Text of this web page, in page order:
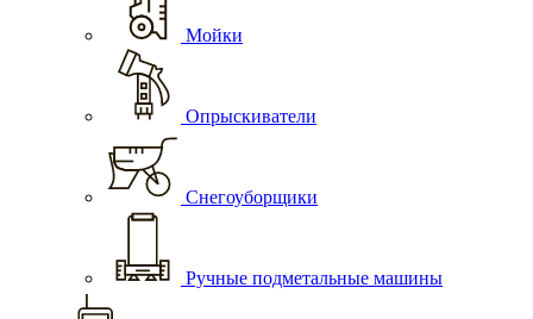
Мойки
Опрыскиватели
Снегоуборщики
Ручные подметальные машины